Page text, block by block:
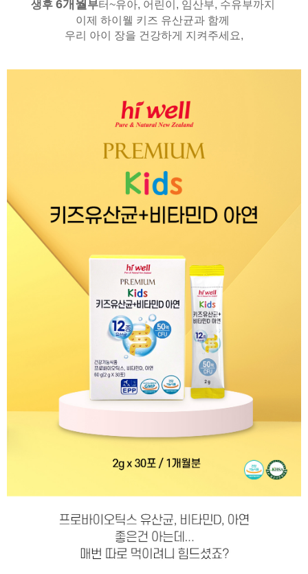
생후 6개월 부터~유아, 어린이, 임산부, 수유부까지
이제 하이웰 키즈 유산균과 함께
우리 아이 장을 건강하게 지켜주세요,